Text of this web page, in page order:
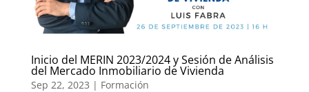
Inicio del MERIN 2023/2024 y Sesión de Análisis
del Mercado Inmobiliario de Vivienda
Sep 22, 2023 | Formación